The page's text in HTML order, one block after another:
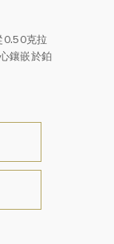
0.50克拉
鑲嵌於鉑